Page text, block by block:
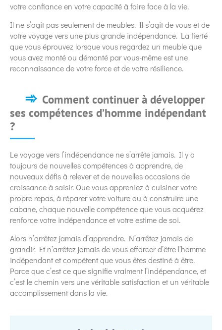
votre confiance en votre capacité à faire face à la vie.
Il ne s’agit pas seulement de meubles. Il s’agit de vous et de
votre voyage vers une plus grande indépendance. La fierté
que vous éprouvez lorsque vous regardez un meuble que
vous avez monté ou démonté par vous-même est une
reconnaissance de votre force et de votre résilience.
Comment continuer à développer
ses compétences d’homme indépendant
?
Le voyage vers l’indépendance ne s’arrête jamais. Il y a
toujours de nouvelles compétences à apprendre, de
nouveaux défis à relever et de nouvelles occasions de
croissance à saisir. Que vous appreniez à cuisiner votre
propre repas, à réparer votre voiture ou à construire une
cabane, chaque nouvelle compétence que vous acquérez
renforce votre indépendance et votre estime de soi.
Alors n’arrêtez jamais d’apprendre. N’arrêtez jamais de
grandir. Et n’arrêtez jamais de vous efforcer d’être l’homme
indépendant et compétent que vous êtes destiné à être.
Parce que c’est ce que signifie vraiment l’indépendance, et
c’est le chemin vers une véritable satisfaction et un véritable
accomplissement dans la vie.